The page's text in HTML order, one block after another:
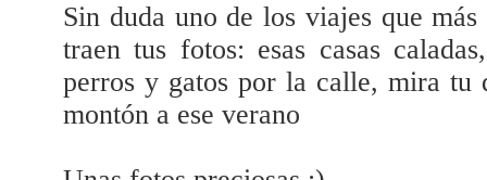
Sin duda uno de los viajes que
traen tus fotos: esas casas
perros y gatos por la calle, mira tu
montón a ese verano